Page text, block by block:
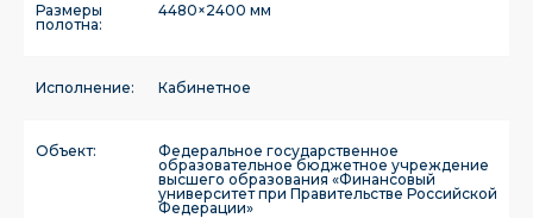
Размеры
полотна:
4480×2400 мм
Исполнение: Кабинетное
Объект:
Федеральное государственное
образовательное бюджетное учреждение
высшего образования «Финансовый
университет при Правительстве Российской
Федерации»